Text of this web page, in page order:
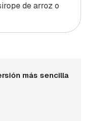
de arroz o
más sencilla